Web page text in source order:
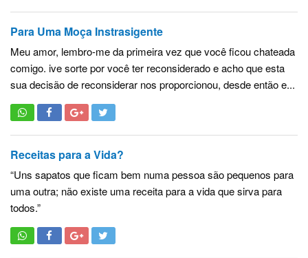
Para Uma Moça Instrasigente
Meu amor, lembro-me da primeira vez que você ficou chateada
comigo. ive sorte por você ter reconsiderado e acho que esta
sua decisão de reconsiderar nos proporcionou, desde então e...
Receitas para a Vida?
“Uns sapatos que ficam bem numa pessoa são pequenos para
uma outra; não existe uma receita para a vida que sirva para
todos.”